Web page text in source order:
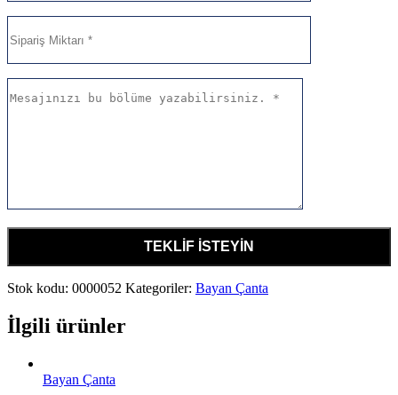
Stok kodu: 0000052 Kategoriler: Bayan Çanta
İlgili ürünler
Bayan Çanta